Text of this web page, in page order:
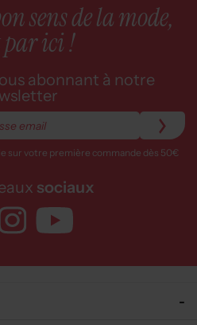
sens de la mode,
par ici !
abonnant à notre
sur votre première commande dès 50€
sociaux